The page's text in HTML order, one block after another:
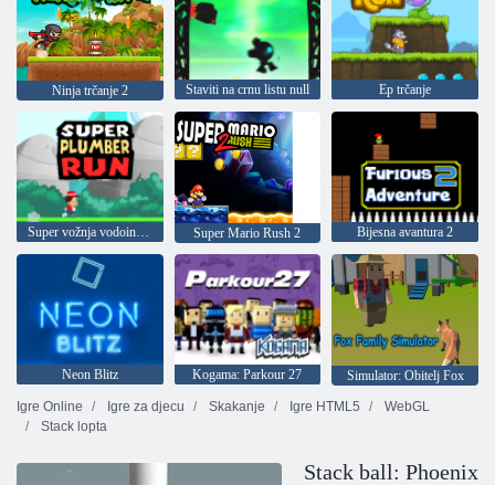
Ninja trčanje 2 Staviti na crnu listu null Ep trčanje
Super vožnja vodoinstalaterom Super Mario Rush 2 Bijesna avantura 2
Neon Blitz Kogama: Parkour 27
Simulator: Obitelj Fox
Igre Online
Igre za djecu Skakanje Igre HTML5
WebGL
Stack lopta
Stack ball: Phoenix